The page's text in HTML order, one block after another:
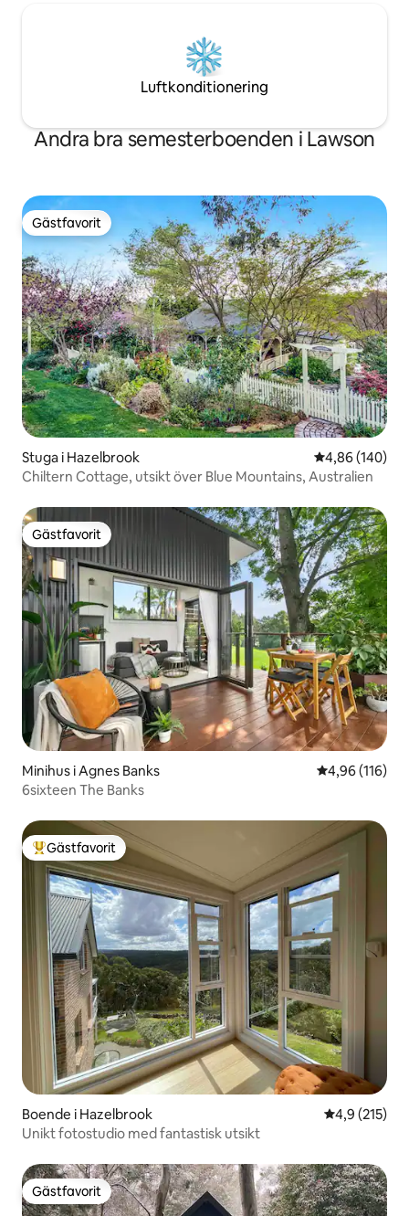
Luftkonditionering
Andra bra semesterboenden i Lawson
Gästfavorit
Gästfavorit
Stuga i Hazelbrook 4,86 av 5 i
4,86 (140)
Chiltern Cottage, utsikt över Blue Mountains, Australien
Gästfavorit
Gästfavorit
Minihus i Agnes Banks 4,96 av 5 i
4,96 (116)
6sixteen The Banks
Populär gästfavorit
Gästfavorit
Boende i Hazelbrook 4,9 av 5 i
4,9 (215)
Unikt fotostudio med fantastisk utsikt
Gästfavorit
Gästfavorit